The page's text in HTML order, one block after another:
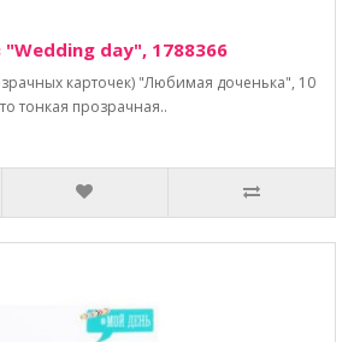
day", 1788366
карточек) "Любимая доченька", 10
тонкая прозрачная..